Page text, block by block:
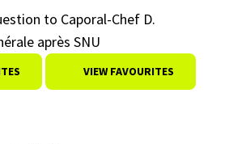
to Caporal-Chef D.
après SNU
VIEW FAVOURITES